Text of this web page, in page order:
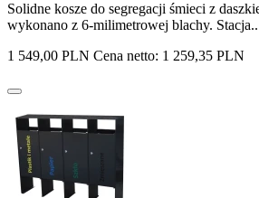
Solidne kosze do segregacji śmieci z
wykonano z 6-milimetrowej blachy. Stacja..
1 549,00 PLN Cena netto: 1 259,35 PLN